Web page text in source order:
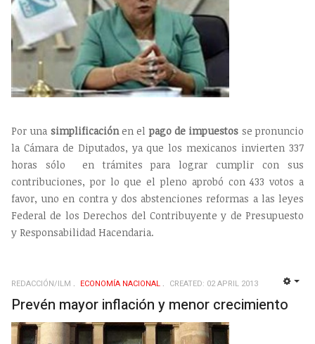
Por una simplificaciónen elpago de impuestos se pronuncio
la Cámara de Diputados, ya que los mexicanos invierten 337
horas sólo en trámites para lograr cumplir con sus
contribuciones, por lo que el pleno aprobó con 433 votos a
favor, uno en contra y dos abstenciones reformas a las leyes
Federal de los Derechos del Contribuyente y de Presupuesto
y Responsabilidad Hacendaria.
REDACCIÓN/ILM ECONOMÍ­A NACIONAL CREATED: 02 APRIL 2013
Prevén mayor inflación y menor crecimiento